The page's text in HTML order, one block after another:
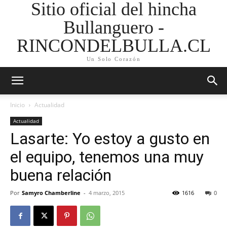
Sitio oficial del hincha
Bullanguero -
RINCONDELBULLA.CL
Un Solo Corazón
Inicio Actualidad
Actualidad
Lasarte: Yo estoy a gusto en
el equipo, tenemos una muy
buena relación
Por Samyro Chamberline - 4 marzo, 2015 0
1616